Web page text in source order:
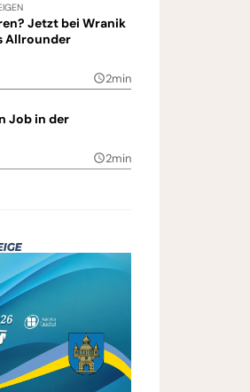
Jetzt bei Wranik
Allrounder
query_builder2min
Job in der
query_builder2min